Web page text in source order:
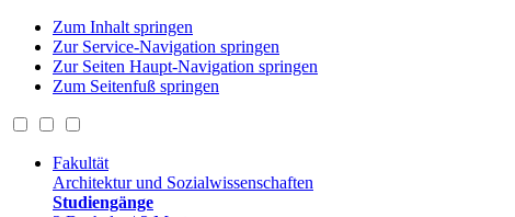
Zum Inhalt springen
Zur Service-Navigation springen
Zur Seiten Haupt-Navigation springen
Zum Seitenfuß springen
Fakultät
Architektur und Sozialwissenschaften
Studiengänge